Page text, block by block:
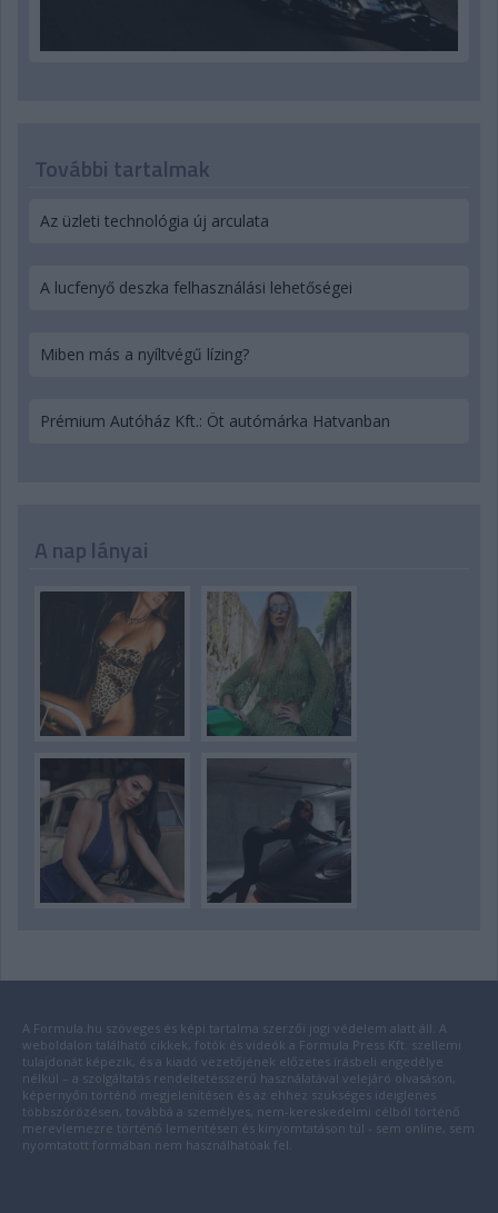
További tartalmak
Az üzleti technológia új arculata
A lucfenyő deszka felhasználási lehetőségei
Miben más a nyíltvégű lízing?
Prémium Autóház Kft.: Öt autómárka Hatvanban
A nap lányai
A Formula.hu szöveges és képi tartalma szerzői jogi védelem alatt áll. A
weboldalon található cikkek, fotók és videók a Formula Press Kft. szellemi
tulajdonát képezik, és a kiadó vezetőjének előzetes írásbeli engedélye
nélkül – a szolgáltatás rendeltetésszerű használatával velejáró olvasáson,
képernyőn történő megjelenítésen és az ehhez szükséges ideiglenes
többszörözésen, továbbá a személyes, nem-kereskedelmi célból történő
merevlemezre történő lementésen és kinyomtatáson túl - sem online, sem
nyomtatott formában nem használhatóak fel.